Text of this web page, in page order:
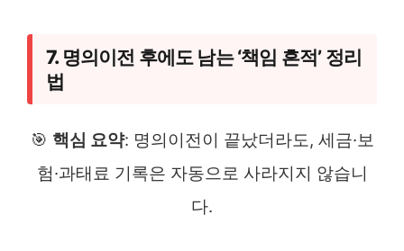
7. 명의이전 후에도 남는 ‘책임 흔적’ 정리
법
🎯 핵심 요약: 명의이전이 끝났더라도, 세금·보
험·과태료 기록은 자동으로 사라지지 않습니
다.